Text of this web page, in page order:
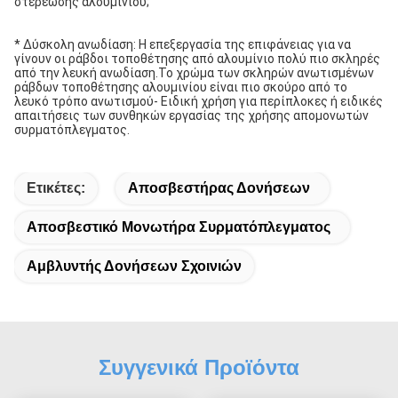
* Δύσκολη ανωδίαση: Η επεξεργασία της επιφάνειας για να
γίνουν οι ράβδοι τοποθέτησης από αλουμίνιο πολύ πιο σκληρές
από την λευκή ανωδίαση.Το χρώμα των σκληρών ανωτισμένων
ράβδων τοποθέτησης αλουμινίου είναι πιο σκούρο από το
λευκό τρόπο ανωτισμού- Ειδική χρήση για περίπλοκες ή ειδικές
απαιτήσεις των συνθηκών εργασίας της χρήσης απομονωτών
συρματόπλεγματος.
Ετικέτες: Αποσβεστήρας Δονήσεων
Αποσβεστικό Μονωτήρα Συρματόπλεγματος
Αμβλυντής Δονήσεων Σχοινιών
Συγγενικά Προϊόντα